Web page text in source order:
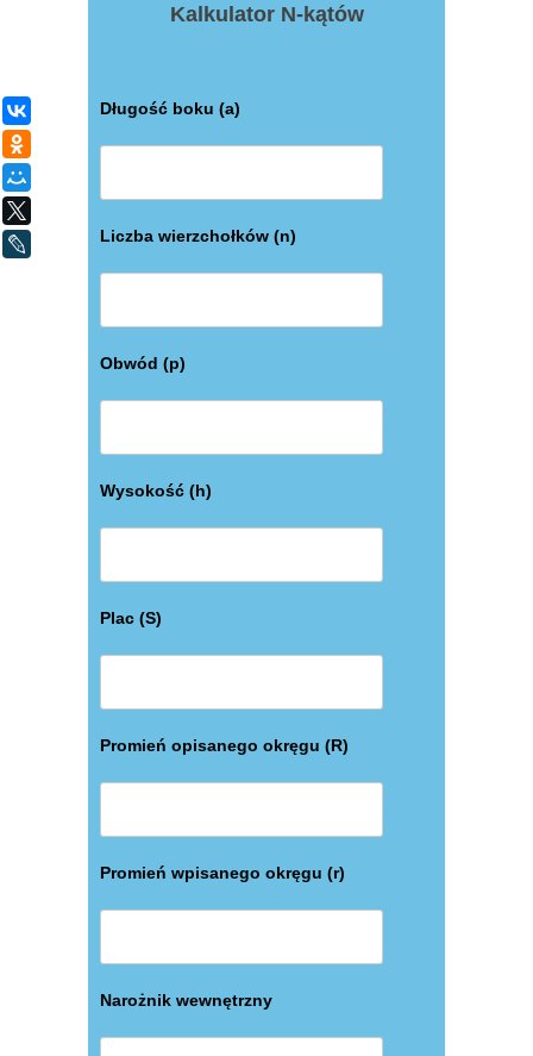
Kalkulator N-kątów
Długość boku (a)
Liczba wierzchołków (n)
Obwód (p)
Wysokość (h)
Plac (S)
Promień opisanego okręgu (R)
Promień wpisanego okręgu (r)
Narożnik wewnętrzny
ВКонтакте
Одноклассники
LiveJournal